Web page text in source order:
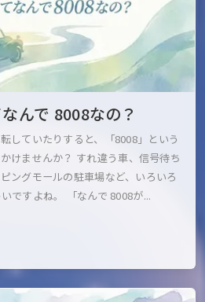
んで 8008なの？
していたりすると、「8008」という
けませんか？ すれ違う車、信号待ち
ングモールの駐車場など、いろいろ
ですよね。 「なんで 8008が...